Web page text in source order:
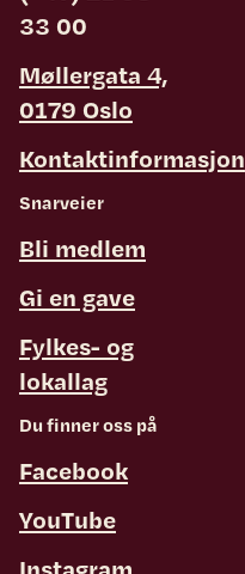
33 00
Møllergata 4,
0179 Oslo
Kontaktinformasjon
Snarveier
Bli medlem
Gi en gave
Fylkes- og
lokallag
Du finner oss på
Facebook
YouTube